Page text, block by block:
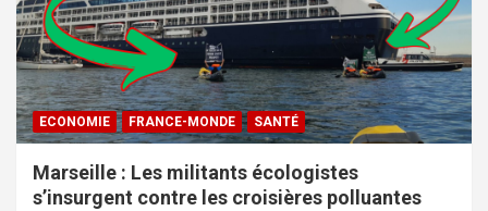
ECONOMIE FRANCE-MONDE SANTÉ
Marseille : Les militants écologistes
s’insurgent contre les croisières polluantes